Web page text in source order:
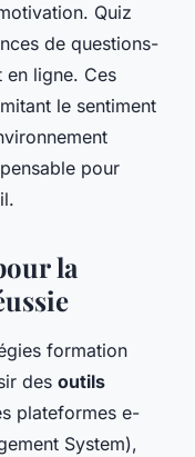
Quiz
de questions-
en ligne. Ces
le sentiment
pour
la
formation
des outils
plateformes e-
System),